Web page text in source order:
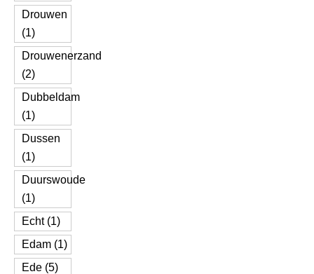
Drouwen
(1)
Drouwenerzand
(2)
Dubbeldam
(1)
Dussen
(1)
Duurswoude
(1)
Echt (1)
Edam (1)
Ede (5)